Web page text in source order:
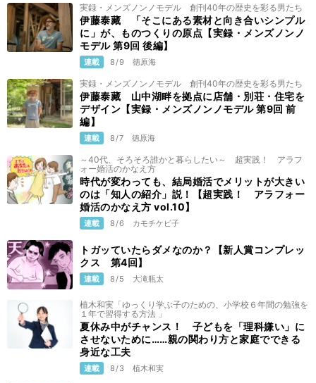
実録・メンズノンノモデル 創刊40年の歴史を彩る男たち
伊藤泰藏 「そこにある素材と向き合いシンプル
に」が、ものつくりの原点【実録・メンズノンノ
モデル 第9回 後編】
連載 8/9 徳原海
実録・メンズノンノモデル 創刊40年の歴史を彩る男たち
伊藤泰藏 山中湖畔を拠点に店舗・別荘・住宅を
デザイン【実録・メンズノンノモデル 第9回 前
編】
連載 8/7 徳原海
～40代、そろそろ誰かと暮らしたい～ 超実践！ アラフ
ォー婚活のかなえ方
時代が変わっても、結局婚活でメリットが大きい
のは「知人の紹介」説！【超実践！ アラフォー
婚活のかなえ方 vol.10】
連載 8/6 カモチケビ子
トガッていたらダメなのか？【新人賞コンプレッ
クス 第4回】
連載 8/5 大滝瓶太
植木和実「ゆっくり学ぶ子のための、小学校６年間の勉強を
１年で習得する方法 」
夏休み中がチャンス！ 子どもを「理科嫌い」に
させないために……親の関わり方と家庭でできる
身近な工夫
連載 8/3 植木和実